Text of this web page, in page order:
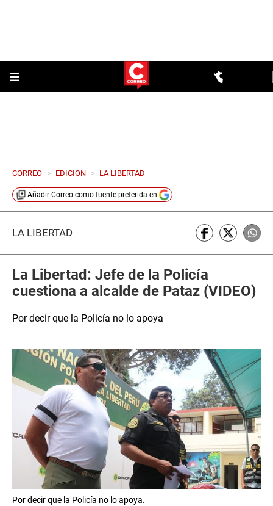
CORREO > EDICION > LA LIBERTAD
Añadir Correo como fuente preferida en
LA LIBERTAD
La Libertad: Jefe de la Policía
cuestiona a alcalde de Pataz (VIDEO)
Por decir que la Policía no lo apoya
Por decir que la Policía no lo apoya.